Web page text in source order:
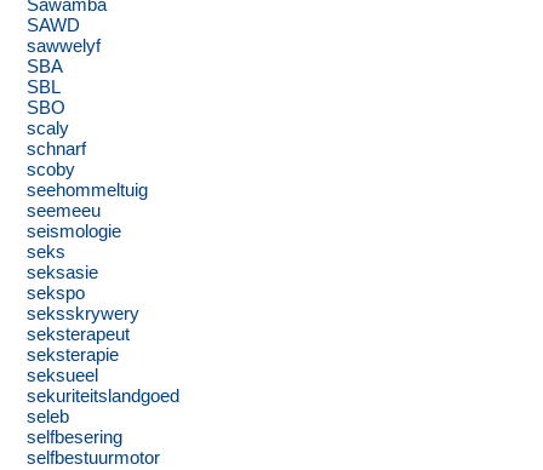
Sawamba
SAWD
sawwelyf
SBA
SBL
SBO
scaly
schnarf
scoby
seehommeltuig
seemeeu
seismologie
seks
seksasie
sekspo
seksskrywery
seksterapeut
seksterapie
seksueel
sekuriteitslandgoed
seleb
selfbesering
selfbestuurmotor